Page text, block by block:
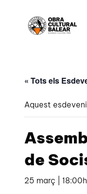
« Tots els
Aquest
de
25 març | 18:00h